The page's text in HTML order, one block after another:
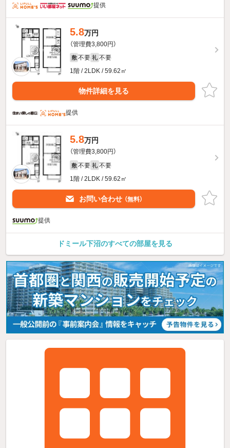
提供
5.8万円
（管理費3,800円）
敷 不要 礼 不要
1階 / 2LDK / 59.62㎡
物件詳細を見る
提供
5.8万円
（管理費3,800円）
敷 不要 礼 不要
1階 / 2LDK / 59.62㎡
お問い合わせ （無料）
提供
ドミール下沼のすべての部屋を見る